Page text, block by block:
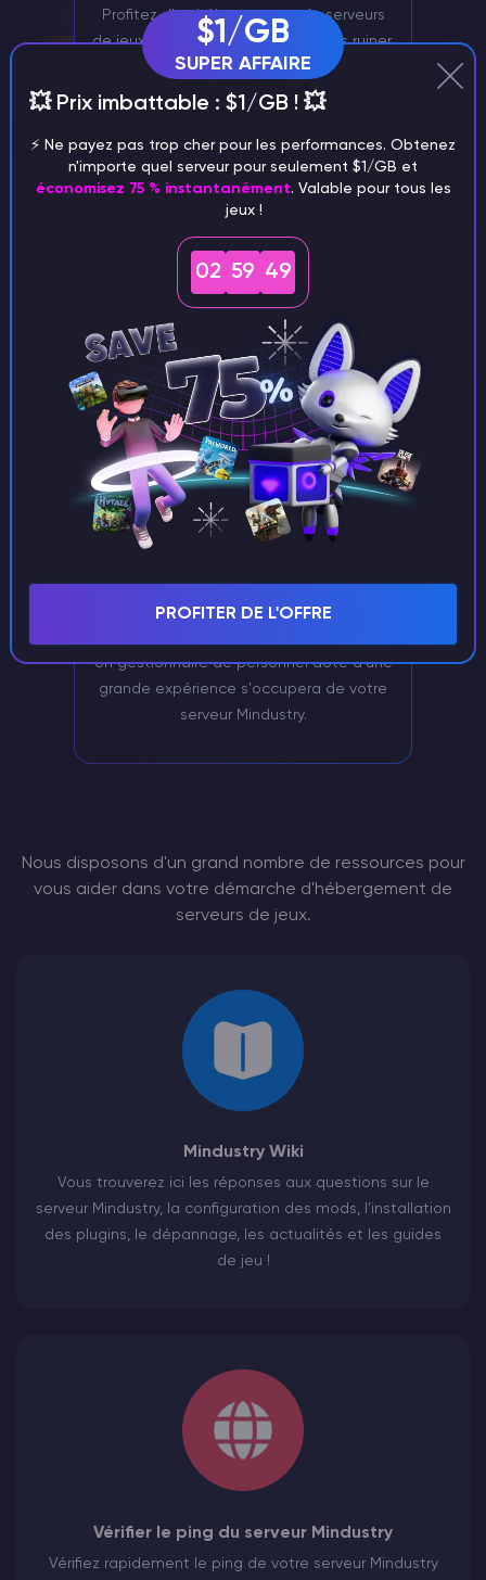
Profitez d'un hébergement de serveurs
de jeux de haute qualité sans vous ruiner.
Nos prix compétitifs vous garantissent le
meilleur rapport qualité-prix.
Gestion du serveur via Discord
Gérez facilement votre serveur Mindustry
à l'aide de notre bot Discord.
Un gestionnaire de personnel doté d'une
grande expérience s'occupera de votre
serveur Mindustry.
Nous disposons d'un grand nombre de ressources pour
vous aider dans votre démarche d'hébergement de
serveurs de jeux.
Mindustry Wiki
Vous trouverez ici les réponses aux questions sur le
serveur Mindustry, la configuration des mods, l'installation
des plugins, le dépannage, les actualités et les guides
de jeu !
Vérifier le ping du serveur Mindustry
Vérifiez rapidement le ping de votre serveur Mindustry
$1/GB
SUPER AFFAIRE
💥 Prix imbattable : $1/GB ! 💥
⚡️ Ne payez pas trop cher pour les performances. Obtenez
n'importe quel serveur pour seulement $1/GB et
économisez 75 % instantanément. Valable pour tous les
jeux !
02 59 48
PROFITER DE L'OFFRE